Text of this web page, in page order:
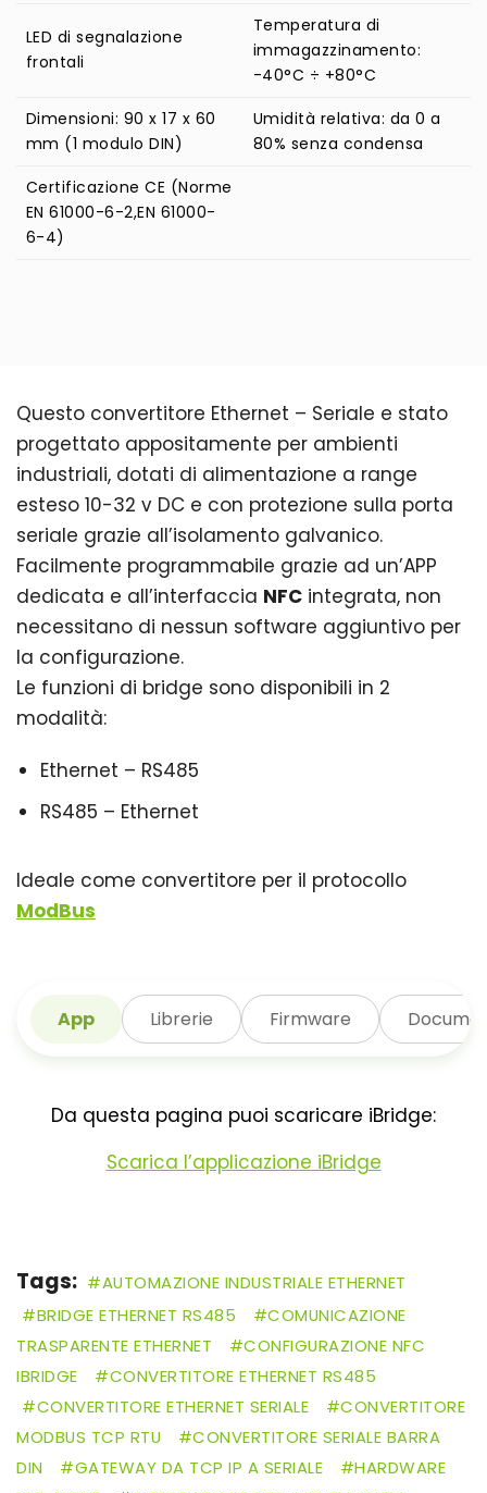
LED di segnalazione
frontali
Temperatura di
immagazzinamento:
-40°C ÷ +80°C
Dimensioni: 90 x 17 x 60
mm (1 modulo DIN)
Umidità relativa: da 0 a
80% senza condensa
Certificazione CE (Norme
EN 61000-6-2,EN 61000-
6-4)
Questo convertitore Ethernet – Seriale e stato
progettato appositamente per ambienti
industriali, dotati di alimentazione a range
esteso 10-32 v DC e con protezione sulla porta
seriale grazie all’isolamento galvanico.
Facilmente programmabile grazie ad un’APP
dedicata e all’interfaccia NFC integrata, non
necessitano di nessun software aggiuntivo per
la configurazione.
Le funzioni di bridge sono disponibili in 2
modalità:
Ethernet – RS485
RS485 – Ethernet
Ideale come convertitore per il protocollo
ModBus
App Librerie Firmware
Da questa pagina puoi scaricare iBridge:
Scarica l’applicazione iBridge
Tags:
AUTOMAZIONE INDUSTRIALE ETHERNET
BRIDGE ETHERNET RS485
COMUNICAZIONE
TRASPARENTE ETHERNET
CONFIGURAZIONE NFC
IBRIDGE
CONVERTITORE ETHERNET RS485
CONVERTITORE ETHERNET SERIALE
CONVERTITORE
MODBUS TCP RTU
CONVERTITORE SERIALE BARRA
DIN
GATEWAY DA TCP IP A SERIALE
HARDWARE